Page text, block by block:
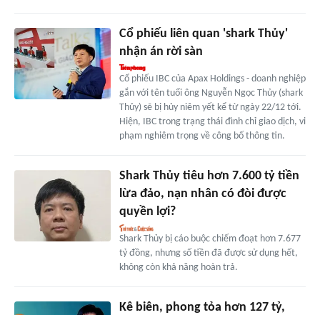
Cổ phiếu liên quan 'shark Thủy'
nhận án rời sàn
Cổ phiếu IBC của Apax Holdings - doanh nghiệp
gắn với tên tuổi ông Nguyễn Ngọc Thủy (shark
Thủy) sẽ bị hủy niêm yết kể từ ngày 22/12 tới.
Hiện, IBC trong trạng thái đình chỉ giao dịch, vi
phạm nghiêm trọng về công bố thông tin.
Shark Thủy tiêu hơn 7.600 tỷ tiền
lừa đảo, nạn nhân có đòi được
quyền lợi?
Shark Thủy bị cáo buộc chiếm đoạt hơn 7.677
tỷ đồng, nhưng số tiền đã được sử dụng hết,
không còn khả năng hoàn trả.
Kê biên, phong tỏa hơn 127 tỷ,